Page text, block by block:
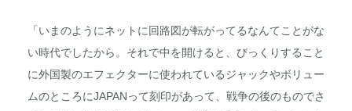
「いまのようにネットに回路図が転がってるなんてことがな
い時代でしたから。それで中を開けると、びっくりすること
に外国製のエフェクターに使われているジャックやボリュー
ムのところにJAPANって刻印があって、戦争の後のものでさ